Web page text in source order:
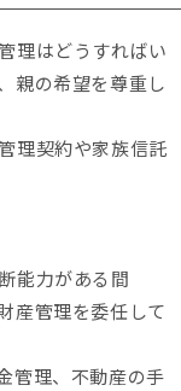
理はどうすればい
親の希望を尊重し
理契約や家族信託
能力がある間
産管理を委任して
管理、不動産の手